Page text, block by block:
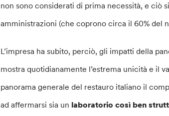
non sono considerati di prima necessità, e ciò
amministrazioni (che coprono circa il 60% del
L’impresa ha subito, perciò, gli impatti della
mostra quotidianamente l’estrema unicità e il
panorama generale del restauro italiano il
ad affermarsi sia un laboratorio così ben